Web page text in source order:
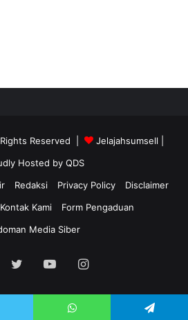
Reserved | Jelajahsumsell
Hosted by QDS
Redaksi Privacy Policy
Disclaimer
Kontak Kami
Form Pengaduan
Media Siber
Twitter YouTubeInstagram